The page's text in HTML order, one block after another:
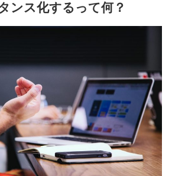
ンス化するって何？